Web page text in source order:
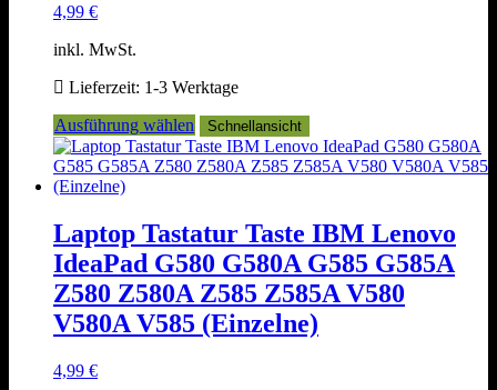
4,99 €
inkl. MwSt.
Lieferzeit: 1-3 Werktage
Ausführung wählen
Dieses
Produkt
weist
auf.
Die
Optionen
können
auf
der
Produktseite
Schnellansicht
Laptop Tastatur Taste IBM Lenovo
IdeaPad G580 G580A G585 G585A
Z580 Z580A Z585 Z585A V580
V580A V585 (Einzelne)
4,99 €